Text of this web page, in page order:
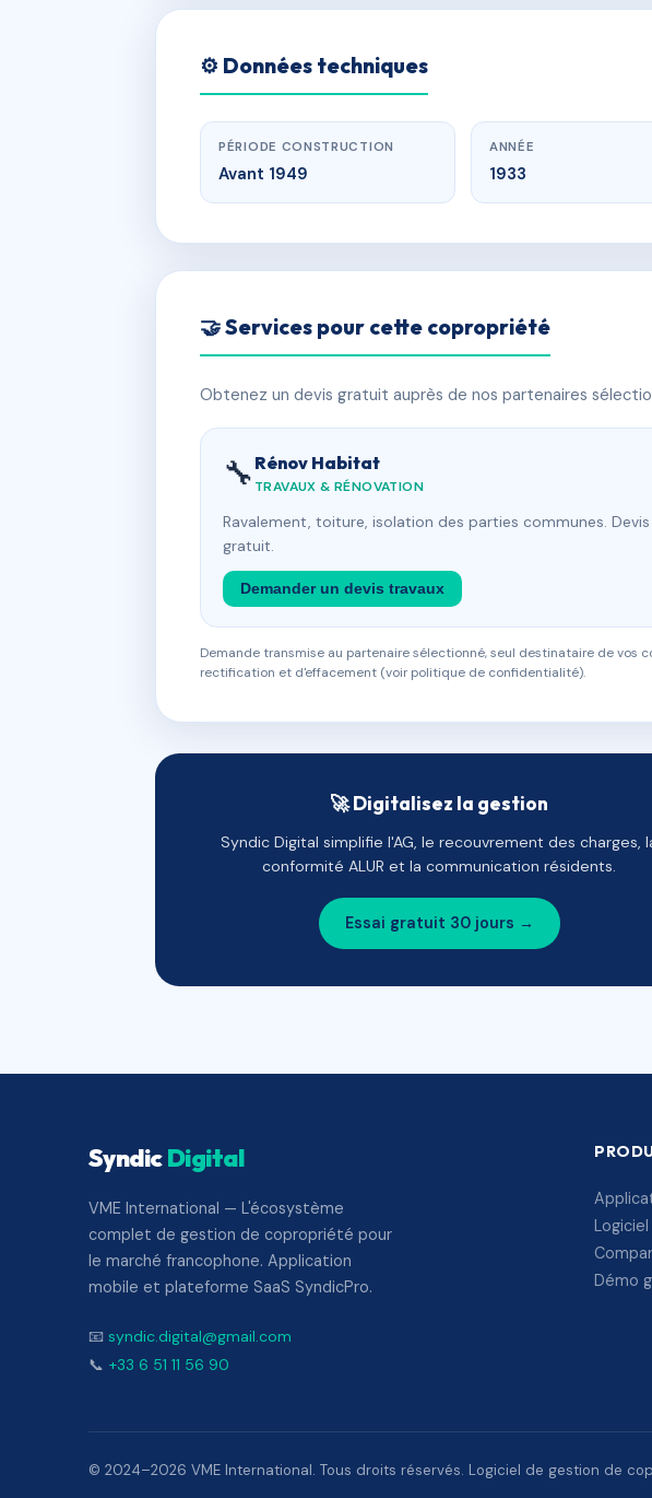
⚙️ Données techniques
PÉRIODE CONSTRUCTION
Avant 1949
ANNÉE
1933
🤝 Services pour cette copropriété
Obtenez un devis gratuit auprès de nos partenaires
🔧 Rénov Habitat
TRAVAUX & RÉNOVATION
Ravalement, toiture, isolation des parties communes. Devis
gratuit.
Demander un devis travaux
Demande transmise au partenaire sélectionné, seul destinataire de vos
rectification et d'effacement (voir politique de confidentialité).
🚀 Digitalisez la gestion
Syndic Digital simplifie l'AG, le recouvrement des charges,
conformité ALUR et la communication résidents.
Essai gratuit 30 jours →
SyndicDigital
VME International — L'écosystème
complet de gestion de copropriété pour
le marché francophone. Application
mobile et plateforme SaaS SyndicPro.
📧 syndic.digital@gmail.com
📞 +33 6 51 11 56 90
Démo
© 2024–2026 VME International. Tous droits réservés. Logiciel de gestion de